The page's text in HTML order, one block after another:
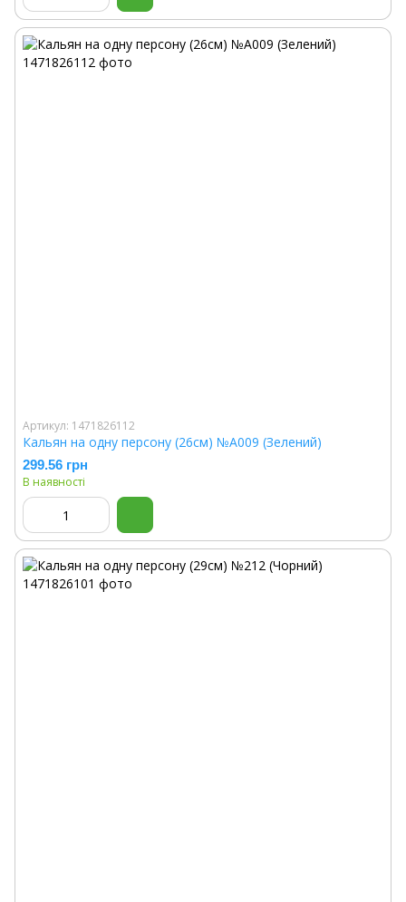
Артикул: 1471826112
Кальян на одну персону (26см) №A009 (Зелений)
299.56 грн
В наявності